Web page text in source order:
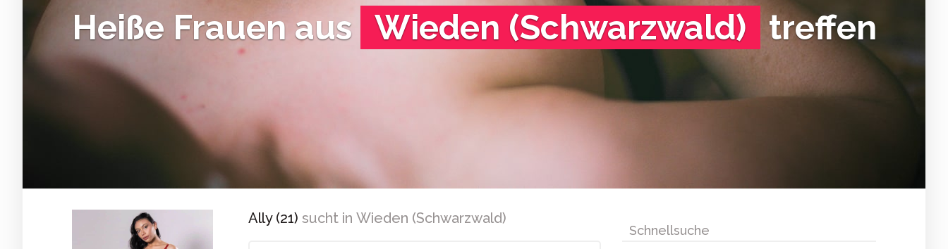
Heiße Frauen aus Wieden (Schwarzwald) treffen
Ally (21) sucht in Wieden (Schwarzwald)
Schnellsuche